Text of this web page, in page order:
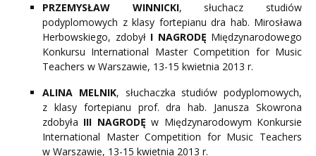
PRZEMYSŁAW WINNICKI, słuchacz studiów
podyplomowych z klasy fortepianu dra hab. Mirosława
Herbowskiego, zdobył I NAGRODĘ Międzynarodowego
Konkursu International Master Competition for Music
Teachers w Warszawie, 13-15 kwietnia 2013 r.
ALINA MELNIK, słuchaczka studiów podyplomowych,
z klasy fortepianu prof. dra hab. Janusza Skowrona
zdobyła III NAGRODĘw Międzynarodowym Konkursie
International Master Competition for Music Teachers
w Warszawie, 13-15 kwietnia 2013 r.